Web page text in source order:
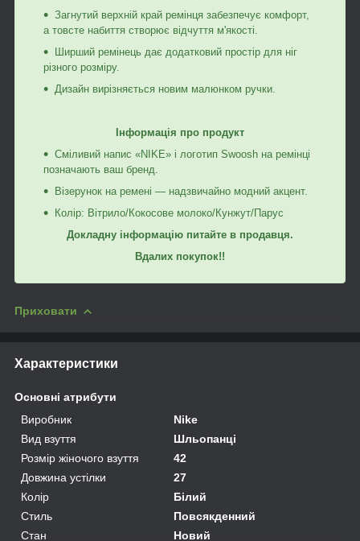
Загнутий верхній край ремінця забезпечує комфорт,
а товсте набиття створює відчуття м'якості.
Ширший ремінець дає додатковий простір для ніг
різного розміру.
Дизайн вирізняється новим малюнком ручки.
Інформація про продукт
Сміливий напис «NIKE» і логотип Swoosh на ремінці
позначають ваш бренд.
Візерунок на ремені — надзвичайно модний акцент.
Колір: Вітрило/Кокосове молоко/Кунжут/Парус
Докладну інформацію питайте в продавця.
Вдалих покупок!!
Приховати
Характеристики
Основні атрибути
Виробник
Nike
Вид взуття
Шльопанці
Розмір жіночого взуття
42
Довжина устілки
27
Колір
Білий
Стиль
Повсякденний
Стан
Новий